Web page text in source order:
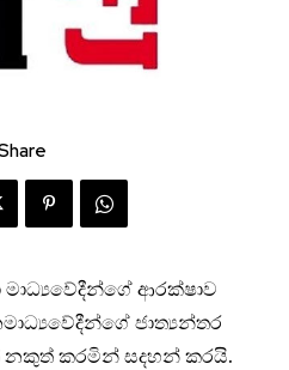
මාධ්‍යවේදීන්ගේ ආරක්ෂාව
ජාත්‍යන්තර
කරමින් සදහන් කරයි.